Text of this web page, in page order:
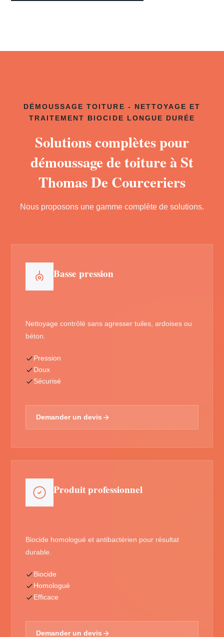
DÉMOUSSAGE TOITURE - NETTOYAGE ET
TRAITEMENT BIOCIDE LONGUE DURÉE
Solutions complètes pour
démoussage de toiture à St
Thomas De Courceriers
Nous proposons une gamme complète de solutions.
Basse pression
Nettoyage contrôlé sans agresser tuiles, ardoises ou
béton.
Pression
Doux
Sécurisé
Demander un devis
Produit professionnel
Biocide homologué et antibactérien pour résultat
durable.
Biocide
Homologué
Efficace
Demander un devis